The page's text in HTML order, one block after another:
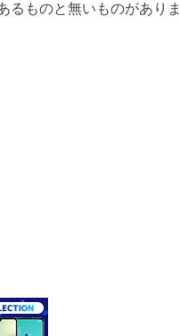
るものと無いものがありま